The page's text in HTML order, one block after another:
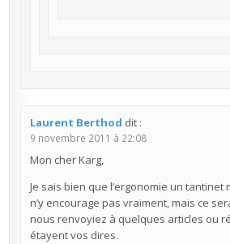
Laurent Berthod dit :
9 novembre 2011 à 22:08
Mon cher Karg,
Je sais bien que l’ergonomie un tantinet
n’y encourage pas vraiment, mais ce
nous renvoyiez à quelques articles ou
étayent vos dires.